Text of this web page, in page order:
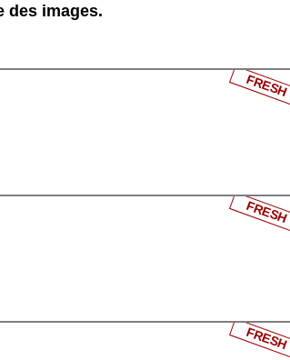
des images.
FRESH
FRESH
FRESH